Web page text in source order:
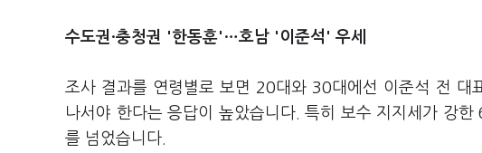
수도권·충청권 '한동훈'…호남 '이준석' 우세
조사 결과를 연령별로 보면 20대와 30대에선 이준석 전 대
나서야 한다는 응답이 높았습니다. 특히 보수 지지세가 강
를 넘었습니다.